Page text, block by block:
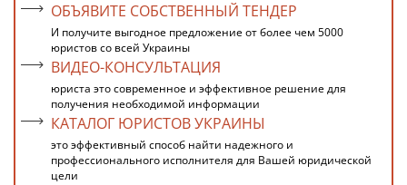
ОБЪЯВИТЕ СОБСТВЕННЫЙ ТЕНДЕР
И получите выгодное предложение от более чем 5000
юристов со всей Украины
ВИДЕО-КОНСУЛЬТАЦИЯ
юриста это современное и эффективное решение для
получения необходимой информации
КАТАЛОГ ЮРИСТОВ УКРАИНЫ
это эффективный способ найти надежного и
профессионального исполнителя для Вашей юридической
цели